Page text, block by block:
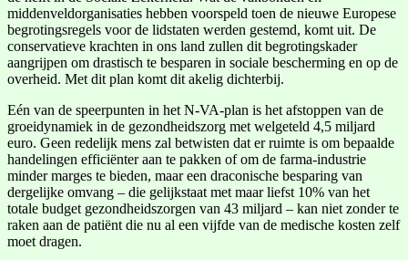
middenveldorganisaties hebben voorspeld toen de nieuwe Europese
begrotingsregels voor de lidstaten werden gestemd, komt uit. De
conservatieve krachten in ons land zullen dit begrotingskader
aangrijpen om drastisch te besparen in sociale bescherming en op de
overheid. Met dit plan komt dit akelig dichterbij.
Eén van de speerpunten in het N-VA-plan is het afstoppen van de
groeidynamiek in de gezondheidszorg met welgeteld 4,5 miljard
euro. Geen redelijk mens zal betwisten dat er ruimte is om bepaalde
handelingen efficiënter aan te pakken of om de farma-industrie
minder marges te bieden, maar een draconische besparing van
dergelijke omvang – die gelijkstaat met maar liefst 10% van het
totale budget gezondheidszorgen van 43 miljard – kan niet zonder te
raken aan de patiënt die nu al een vijfde van de medische kosten zelf
moet dragen.